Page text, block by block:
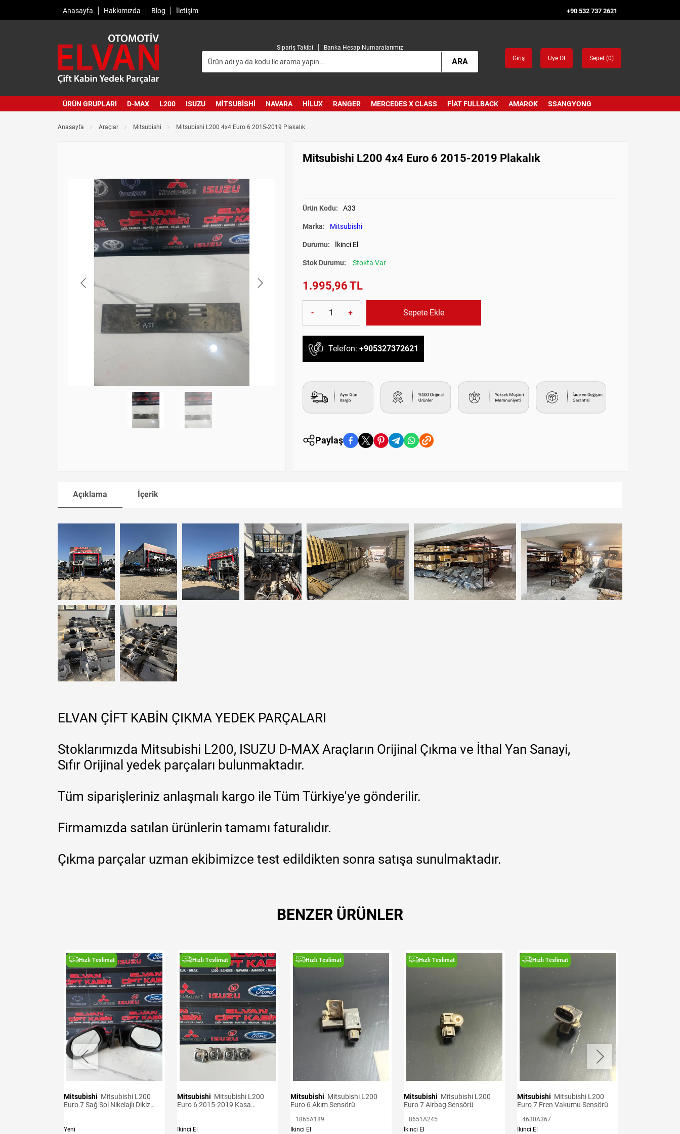
Anasayfa Hakkımızda Blog İletişim +90 532 737 2621
Sipariş Takibi Banka Hesap Numaralarımız
ARA Giriş Üye Ol Sepet (0)
ÜRÜN GRUPLARI D-MAX L200 ISUZU MITSUBISHI NAVARA HILUX RANGER MERCEDES X CLASS FIAT FULLBACK AMAROK SSANGYONG
Anasayfa Araçlar Mitsubishi Mitsubishi L200 4x4 Euro 6 2015-2019 Plakalık
Mitsubishi L200 4x4 Euro 6 2015-2019 Plakalık
Ürün Kodu: A33
Marka: Mitsubishi
Durumu: İkinci El
Stok Durumu: Stokta Var
1.995,96 TL
- + Sepete Ekle
Telefon: +905327372621
Paylaş
Açıklama İçerik
ELVAN ÇİFT KABİN ÇIKMA YEDEK PARÇALARI
Stoklarımızda Mitsubishi L200, ISUZU D-MAX Araçların Orijinal Çıkma ve İthal Yan Sanayi,
Sıfır Orijinal yedek parçaları bulunmaktadır.
Tüm siparişleriniz anlaşmalı kargo ile Tüm Türkiye'ye gönderilir.
Firmamızda satılan ürünlerin tamamı faturalıdır.
Çıkma parçalar uzman ekibimizce test edildikten sonra satışa sunulmaktadır.
BENZER ÜRÜNLER
Hızlı Teslimat
Mitsubishi
Euro 7 Sağ Sol Nikelajlı Dikiz
Yeni
Hızlı Teslimat
Mitsubishi
Euro 6 2015-2019 Kasa
İkinci El
Hızlı Teslimat
Mitsubishi
Euro 6 Akım Sensörü
1865A189
İkinci El
Hızlı Teslimat
Mitsubishi
Euro 7 Airbag Sensörü
8651A245
İkinci El
Hızlı Teslimat
Mitsubishi
Euro 7 Fren Vakumu Sensörü
4630A367
İkinci El